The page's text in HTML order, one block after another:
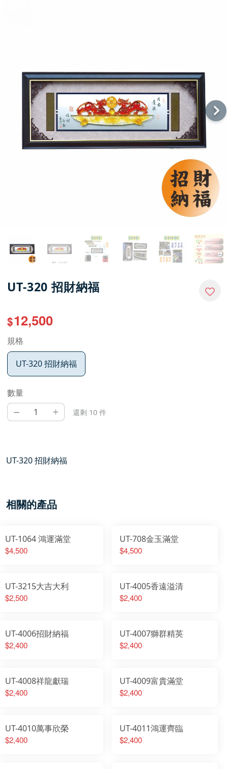
UT-320 招財納福
$12,500
規格
UT-320 招財納福
數量
– + 還剩 10 件
UT-320 招財納福
相關的產品
UT-1064 鴻運滿堂
$4,500
UT-708金玉滿堂
$4,500
UT-3215大吉大利
$2,500
UT-4005香遠溢清
$2,400
UT-4006招財納福
$2,400
UT-4007獅群精英
$2,400
UT-4008祥龍獻瑞
$2,400
UT-4009富貴滿堂
$2,400
UT-4010萬事欣榮
$2,400
UT-4011鴻運齊臨
$2,400